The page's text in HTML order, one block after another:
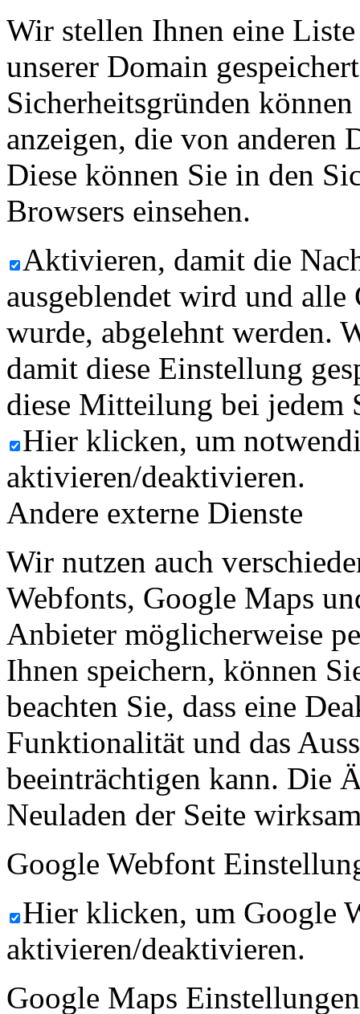
Wir stellen Ihnen eine
unserer Domain
Sicherheitsgründen
anzeigen, die von anderen
Diese können Sie in den
Browsers einsehen.
Aktivieren, damit die
ausgeblendet wird und
wurde, abgelehnt werden.
damit diese Einstellung
diese Mitteilung bei jedem
Hier klicken, um
aktivieren/deaktivieren.
Andere externe Dienste
Wir nutzen auch
Webfonts, Google Maps
Anbieter möglicherweise
Ihnen speichern, können
beachten Sie, dass eine
Funktionalität und das
beeinträchtigen kann. Die
Neuladen der Seite
Google Webfont
Hier klicken, um Google
aktivieren/deaktivieren.
Google Maps